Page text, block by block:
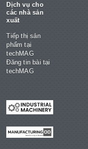
Dịch vụ cho
các nhà sản
xuất
Tiếp thị sản
phẩm tại
techMAG
Đăng tin bài tại
techMAG